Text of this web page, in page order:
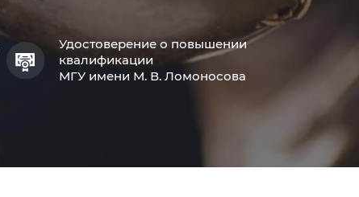
Удостоверение о повышении
квалификации
МГУ имени М. В. Ломоносова